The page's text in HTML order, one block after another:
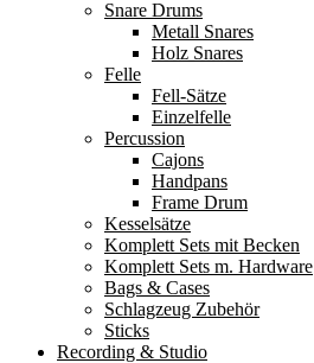
Snare Drums
Metall Snares
Holz Snares
Felle
Fell-Sätze
Einzelfelle
Percussion
Cajons
Handpans
Frame Drum
Kesselsätze
Komplett Sets mit Becken
Komplett Sets m. Hardware
Bags & Cases
Schlagzeug Zubehör
Sticks
Recording & Studio